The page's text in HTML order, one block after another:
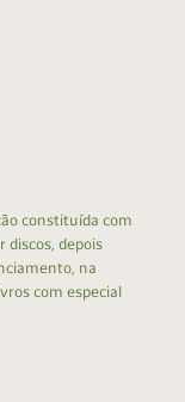
constituída com
discos, depois
na
com especial